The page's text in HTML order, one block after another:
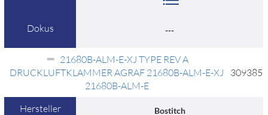
Dokus ---
21680B-ALM-E-XJ TYPE REV A
DRUCKLUFTKLAMMER AGRAF 21680B-ALM-E-XJ
21680B-ALM-E
309385
Hersteller Bostitch